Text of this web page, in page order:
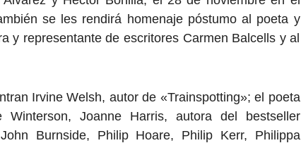
se les rendirá homenaje póstumo al poeta y
y representante de escritores Carmen Balcells y al
Irvine Welsh, autor de «Trainspotting»; el poeta
Joanne Harris, autora del bestseller
Burnside, Philip Hoare, Philip Kerr, Philippa